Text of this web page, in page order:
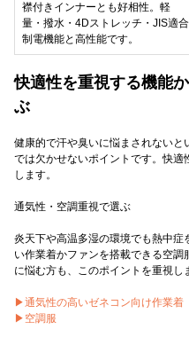
襟付きインナーとも好相性。軽
量・撥水・4Dストレッチ・JIS適合
制電機能と高性能です。
快適性を重視する機能
ぶ
健康的で汗や臭いに悩まされないと
では欠かせないポイントです。快
します。
通気性・空調重視で選ぶ
炎天下や高温多湿の環境でも熱中
い作業着かファンを搭載できる空
に悩む方も、このポイントを重視し
▶通気性の高いゼネコン向け作業着
▶空調服